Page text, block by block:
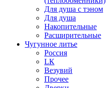
Для душа с тэном
Для душа
Накопительные
Расширительные
Чугунное литье
Россия
LК
Везувий
Прочее